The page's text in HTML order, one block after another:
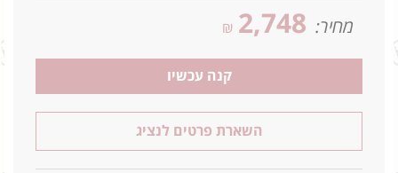
מחיר: 2,748
₪
קנה עכשיו
השארת פרטים לנציג